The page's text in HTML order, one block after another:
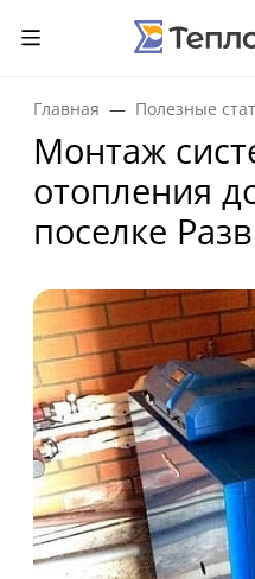
Главная Полезные
Монтаж
отопления
поселке